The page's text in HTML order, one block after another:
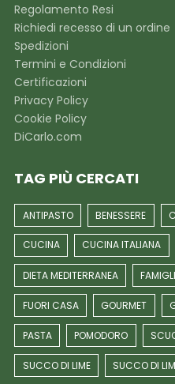
Regolamento Resi
Richiedi recesso di un ordine
Spedizioni
Termini e Condizioni
Certificazioni
Privacy Policy
Cookie Policy
DiCarlo.com
TAG PIÙ CERCATI
ANTIPASTO BENESSERE
CUCINA CUCINA ITALIANA
DIETA MEDITERRANEA
FUORI CASA GOURMET
PASTA POMODORO
SUCCO DI LIME SUCCO DI